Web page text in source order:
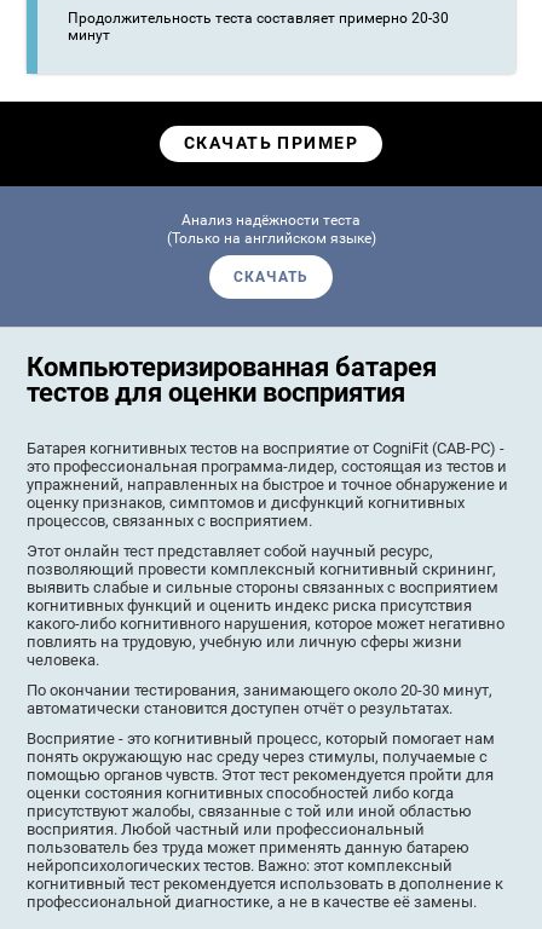
Продолжительность теста составляет примерно 20-30
минут
СКАЧАТЬ ПРИМЕР
Анализ надёжности теста
(Только на английском языке)
СКАЧАТЬ
Компьютеризированная батарея
тестов для оценки восприятия
Батарея когнитивных тестов на восприятие от CogniFit (CAB-PC) -
это профессиональная программа-лидер, состоящая из тестов и
упражнений, направленных на быстрое и точное обнаружение и
оценку признаков, симптомов и дисфункций когнитивных
процессов, связанных с восприятием.
Этот онлайн тест представляет собой научный ресурс,
позволяющий провести комплексный когнитивный скрининг,
выявить слабые и сильные стороны связанных с восприятием
когнитивных функций и оценить индекс риска присутствия
какого-либо когнитивного нарушения, которое может негативно
повлиять на трудовую, учебную или личную сферы жизни
человека.
По окончании тестирования, занимающего около 20-30 минут,
автоматически становится доступен отчёт о результатах.
Восприятие - это когнитивный процесс, который помогает нам
понять окружающую нас среду через стимулы, получаемые с
помощью органов чувств. Этот тест рекомендуется пройти для
оценки состояния когнитивных способностей либо когда
присутствуют жалобы, связанные с той или иной областью
восприятия. Любой частный или профессиональный
пользователь без труда может применять данную батарею
нейропсихологических тестов. Важно: этот комплексный
когнитивный тест рекомендуется использовать в дополнение к
профессиональной диагностике, а не в качестве её замены.